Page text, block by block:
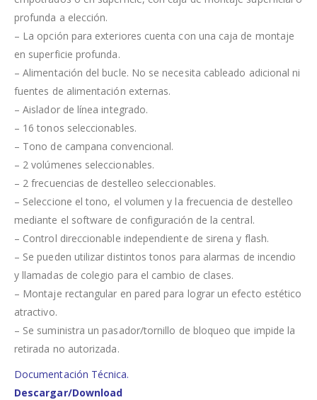
profunda a elección.
– La opción para exteriores cuenta con una caja de montaje
en superficie profunda.
– Alimentación del bucle. No se necesita cableado adicional ni
fuentes de alimentación externas.
– Aislador de línea integrado.
– 16 tonos seleccionables.
– Tono de campana convencional.
– 2 volúmenes seleccionables.
– 2 frecuencias de destelleo seleccionables.
– Seleccione el tono, el volumen y la frecuencia de destelleo
mediante el software de configuración de la central.
– Control direccionable independiente de sirena y flash.
– Se pueden utilizar distintos tonos para alarmas de incendio
y llamadas de colegio para el cambio de clases.
– Montaje rectangular en pared para lograr un efecto estético
atractivo.
– Se suministra un pasador/tornillo de bloqueo que impide la
retirada no autorizada.
Documentación Técnica.
Descargar/Download